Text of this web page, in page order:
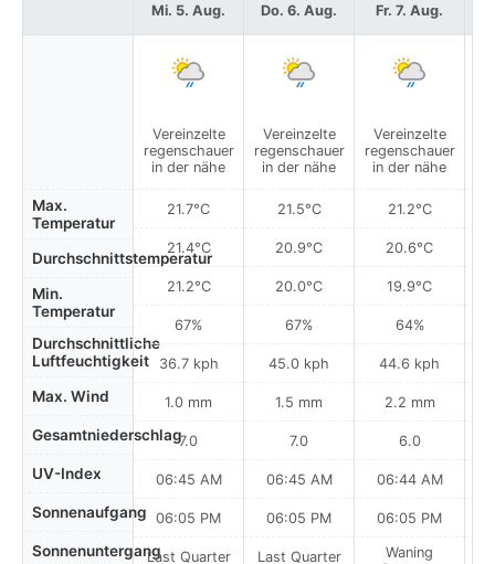
Max.
Temperatur
Durchschnittstemperatur
Min.
Temperatur
Durchschnittliche
Luftfeuchtigkeit
Max. Wind
Gesamtniederschlag
UV-Index
Sonnenaufgang
Sonnenuntergang
Mi. 5. Aug.
Vereinzelte
regenschauer
in der nähe
21.7°C
21.4°C
21.2°C
67%
36.7 kph
1.0 mm
7.0
06:45 AM
06:05 PM
Last Quarter
Do. 6. Aug.
Vereinzelte
regenschauer
in der nähe
21.5°C
20.9°C
20.0°C
67%
45.0 kph
1.5 mm
7.0
06:45 AM
06:05 PM
Last Quarter
Fr. 7. Aug.
Vereinzelte
regenschauer
in der nähe
21.2°C
20.6°C
19.9°C
64%
44.6 kph
2.2 mm
6.0
06:44 AM
06:05 PM
Waning